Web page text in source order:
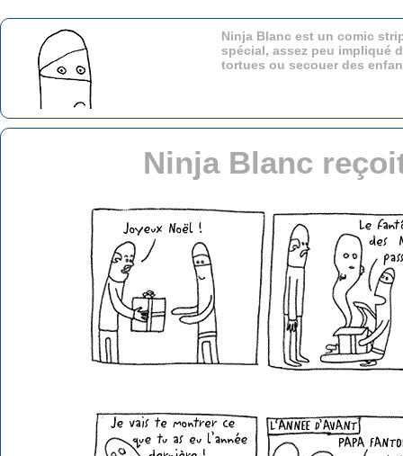
Ninja Blanc est un comic
spécial, assez peu impliqué
tortues ou secouer des
Ninja Blanc